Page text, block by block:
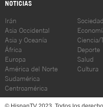
NOTICIAS
Irán
Asia Occidental
Asia y Oceanía
África
Europa
América del Norte
Sudamérica
Centroamérica
Sociedad
Ciencia/
Deporte
Salud
Cultura